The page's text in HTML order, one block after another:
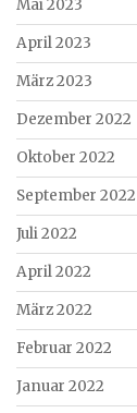
Mai 2023
April 2023
März 2023
Dezember 2022
Oktober 2022
September 2022
Juli 2022
April 2022
März 2022
Februar 2022
Januar 2022